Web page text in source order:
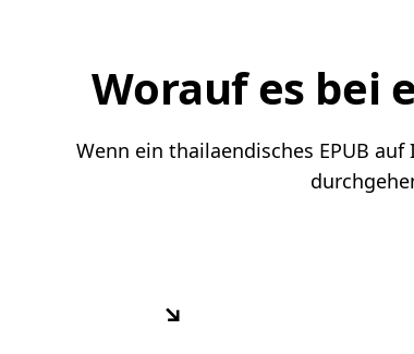
Worauf es bei
Wenn ein thailaendisches EPUB
↘